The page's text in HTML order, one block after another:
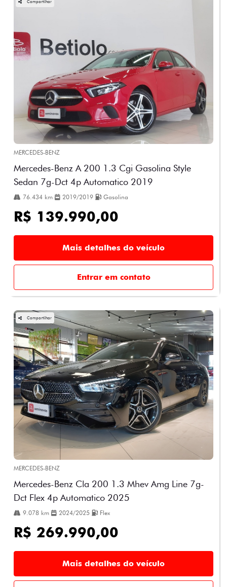
Compartilhar
MERCEDES-BENZ
Mercedes-Benz A 200 1.3 Cgi Gasolina Style
Sedan 7g-Dct 4p Automatico 2019
76.434 km 2019/2019 Gasolina
R$ 139.990,00
Mais detalhes do veículo
Entrar em contato
Compartilhar
MERCEDES-BENZ
Mercedes-Benz Cla 200 1.3 Mhev Amg Line 7g-
Dct Flex 4p Automatico 2025
9.078 km 2024/2025 Flex
R$ 269.990,00
Mais detalhes do veículo